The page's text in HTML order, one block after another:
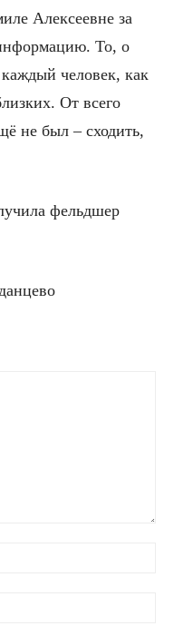
Алексеевне за
То, о
человек, как
От всего
не был – сходить,
фельдшер